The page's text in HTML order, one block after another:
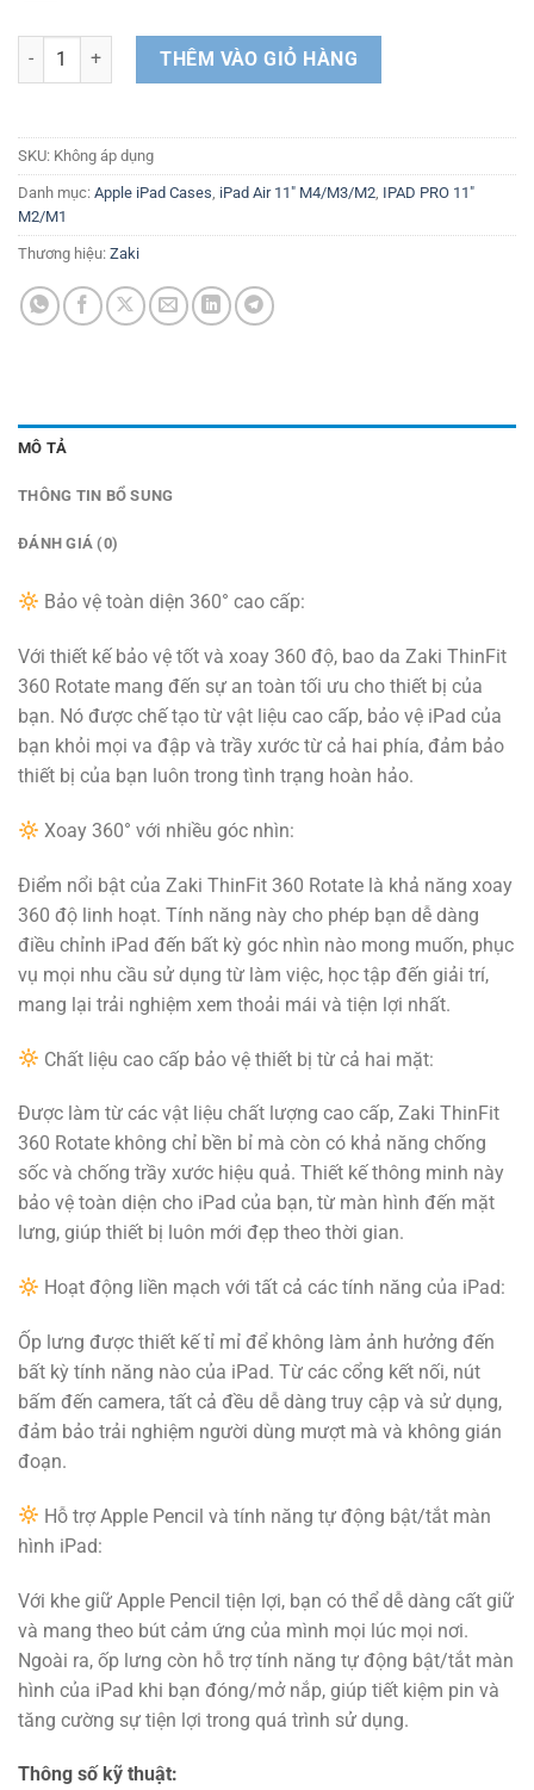
Bao da iPad Air 11" M3/M2 Zaki SlimFit Clear Rotate 360 số lượng
THÊM VÀO GIỎ HÀNG
SKU: Không áp dụng
Danh mục: Apple iPad Cases iPad Air 11" M4/M3/M2 IPAD PRO 11"
M2/M1
Thương hiệu: Zaki
MÔ TẢ
THÔNG TIN BỔ SUNG
ĐÁNH GIÁ (0)
Bảo vệ toàn diện 360° cao cấp:
Với thiết kế bảo vệ tốt và xoay 360 độ, bao da Zaki ThinFit
360 Rotate mang đến sự an toàn tối ưu cho thiết bị của
bạn. Nó được chế tạo từ vật liệu cao cấp, bảo vệ iPad của
bạn khỏi mọi va đập và trầy xước từ cả hai phía, đảm bảo
thiết bị của bạn luôn trong tình trạng hoàn hảo.
Xoay 360° với nhiều góc nhìn:
Điểm nổi bật của Zaki ThinFit 360 Rotate là khả năng xoay
360 độ linh hoạt. Tính năng này cho phép bạn dễ dàng
điều chỉnh iPad đến bất kỳ góc nhìn nào mong muốn, phục
vụ mọi nhu cầu sử dụng từ làm việc, học tập đến giải trí,
mang lại trải nghiệm xem thoải mái và tiện lợi nhất.
Chất liệu cao cấp bảo vệ thiết bị từ cả hai mặt:
Được làm từ các vật liệu chất lượng cao cấp, Zaki ThinFit
360 Rotate không chỉ bền bỉ mà còn có khả năng chống
sốc và chống trầy xước hiệu quả. Thiết kế thông minh này
bảo vệ toàn diện cho iPad của bạn, từ màn hình đến mặt
lưng, giúp thiết bị luôn mới đẹp theo thời gian.
Hoạt động liền mạch với tất cả các tính năng của iPad:
Ốp lưng được thiết kế tỉ mỉ để không làm ảnh hưởng đến
bất kỳ tính năng nào của iPad. Từ các cổng kết nối, nút
bấm đến camera, tất cả đều dễ dàng truy cập và sử dụng,
đảm bảo trải nghiệm người dùng mượt mà và không gián
đoạn.
Hỗ trợ Apple Pencil và tính năng tự động bật/tắt màn
hình iPad:
Với khe giữ Apple Pencil tiện lợi, bạn có thể dễ dàng cất giữ
và mang theo bút cảm ứng của mình mọi lúc mọi nơi.
Ngoài ra, ốp lưng còn hỗ trợ tính năng tự động bật/tắt màn
hình của iPad khi bạn đóng/mở nắp, giúp tiết kiệm pin và
tăng cường sự tiện lợi trong quá trình sử dụng.
Thông số kỹ thuật: